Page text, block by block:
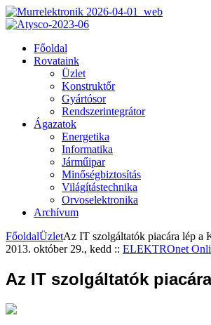
Főoldal
Rovataink
Üzlet
Konstruktőr
Gyártósor
Rendszerintegrátor
Ágazatok
Energetika
Informatika
Járműipar
Minőségbiztosítás
Világítástechnika
Orvoselektronika
Archívum
FőoldalÜzletAz IT szolgáltatók piacára lép a
2013. október 29., kedd :: ELEKTROnet
Az IT szolgáltatók